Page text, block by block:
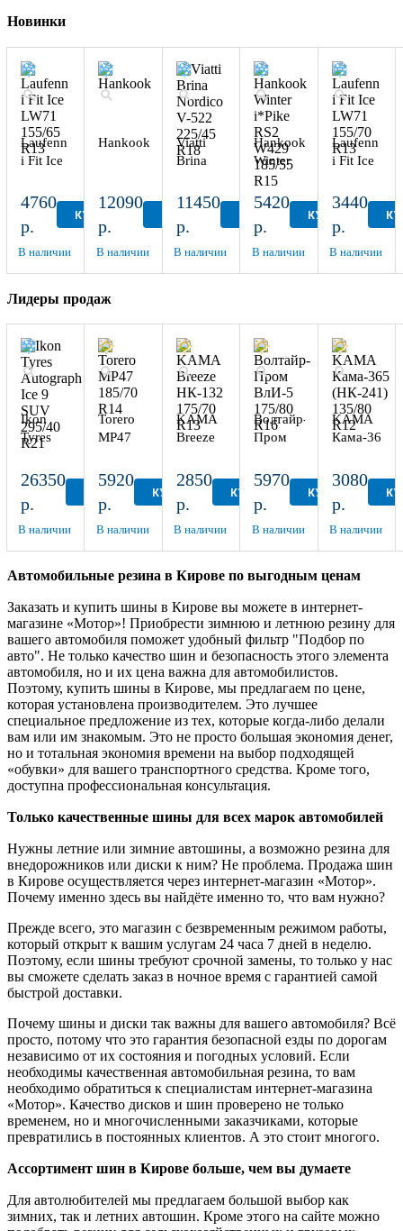
Новинки
Laufenn
i Fit Ice
155/65
4760
р.
КУПИТЬ
В наличии
Hankook
12090
р.
В наличии
Viatti
Brina
V-522
R18
11450
р.
В наличии
Hankook
Winter
i*Pike
RS2
185/55
R15
5420
р.
КУПИТЬ
В наличии
Laufenn
i Fit Ice
155/70
3440
р.
В наличии
Лидеры продаж
Ikon
Tyres
Ice 9
295/40
R21
26350
р.
В наличии
Torero
MP47
R14
5920
р.
КУПИТЬ
В наличии
KAMA
Breeze
175/70
2850
р.
КУПИТЬ
В наличии
Волтайр-
Пром
175/80
5970
р.
КУПИТЬ
В наличии
KAMA
Кама-365
135/80
3080
р.
В наличии
Автомобильные резина в Кирове по выгодным ценам
Заказать и купить шины в Кирове вы можете в интернет-
магазине «Мотор»! Приобрести зимнюю и летнюю резину для
вашего автомобиля поможет удобный фильтр "Подбор по
авто". Не только качество шин и безопасность этого элемента
автомобиля, но и их цена важна для автомобилистов.
Поэтому, купить шины в Кирове, мы предлагаем по цене,
которая установлена производителем. Это лучшее
специальное предложение из тех, которые когда-либо делали
вам или им знакомым. Это не просто большая экономия денег,
но и тотальная экономия времени на выбор подходящей
«обувки» для вашего транспортного средства. Кроме того,
доступна профессиональная консультация.
Только качественные шины для всех марок автомобилей
Нужны летние или зимние автошины, а возможно резина для
внедорожников или диски к ним? Не проблема. Продажа шин
в Кирове осуществляется через интернет-магазин «Мотор».
Почему именно здесь вы найдёте именно то, что вам нужно?
Прежде всего, это магазин с безвременным режимом работы,
который открыт к вашим услугам 24 часа 7 дней в неделю.
Поэтому, если шины требуют срочной замены, то только у нас
вы сможете сделать заказ в ночное время с гарантией самой
быстрой доставки.
Почему шины и диски так важны для вашего автомобиля? Всё
просто, потому что это гарантия безопасной езды по дорогам
независимо от их состояния и погодных условий. Если
необходимы качественная автомобильная резина, то вам
необходимо обратиться к специалистам интернет-магазина
«Мотор». Качество дисков и шин проверено не только
временем, но и многочисленными заказчиками, которые
превратились в постоянных клиентов. А это стоит многого.
Ассортимент шин в Кирове больше, чем вы думаете
Для автолюбителей мы предлагаем большой выбор как
зимних, так и летних автошин. Кроме этого на сайте можно